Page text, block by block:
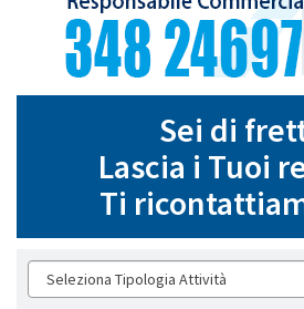
Sei di
Lascia i Tuoi
Ti